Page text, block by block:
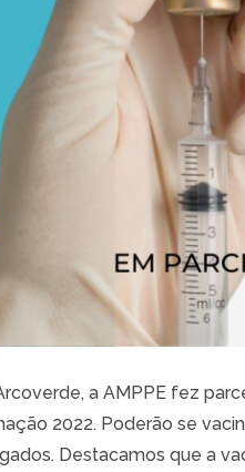
a AMPPE fez
2022. Poderão se
Destacamos que a